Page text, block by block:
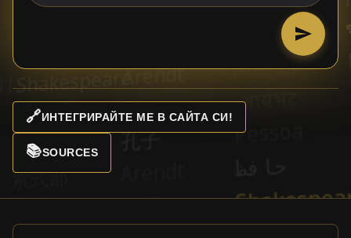
🔗ИНТЕГРИРАЙТЕ МЕ В САЙТА СИ!
📚SOURCES